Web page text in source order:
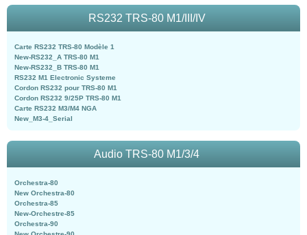
RS232 TRS-80 M1/III/IV
Carte RS232 TRS-80 Modèle 1
New-RS232_A TRS-80 M1
New-RS232_B TRS-80 M1
RS232 M1 Electronic Systeme
Cordon RS232 pour TRS-80 M1
Cordon RS232 9/25P TRS-80 M1
Carte RS232 M3/M4 NGA
New_M3-4_Serial
Audio TRS-80 M1/3/4
Orchestra-80
New Orchestra-80
Orchestra-85
New-Orchestre-85
Orchestra-90